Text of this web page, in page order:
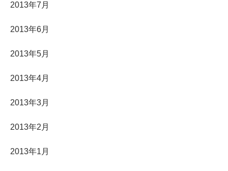
2013年7月
2013年6月
2013年5月
2013年4月
2013年3月
2013年2月
2013年1月